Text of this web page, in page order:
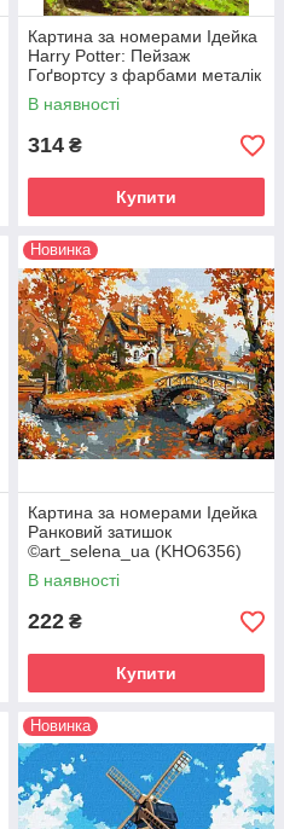
Картина за номерами Ідейка
Harry Potter: Пейзаж
Гоґвортсу з фарбами металік
©Warner Bros (KHO5232) 40 х
50 см
В наявності
314 ₴
Купити
Новинка
Картина за номерами Ідейка
Ранковий затишок
©art_selena_ua (KHO6356)
30 х 40 см
В наявності
222 ₴
Купити
Новинка